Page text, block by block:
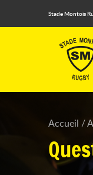
Stade Montois
Accueil